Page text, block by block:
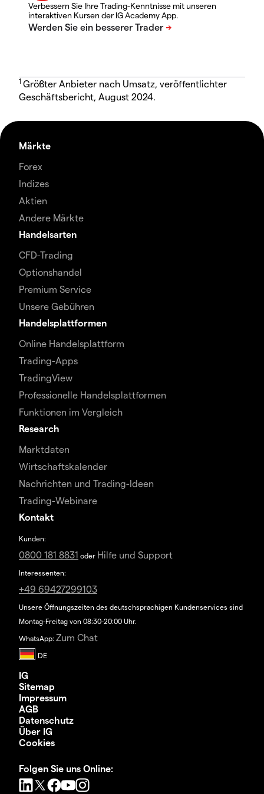
Verbessern Sie Ihre Trading-Kenntnisse mit unseren
interaktiven Kursen der IG Academy App.
1 Größter Anbieter nach Umsatz, veröffentlichter
Geschäftsbericht, August 2024.
Märkte
Forex
Indizes
Aktien
Andere Märkte
Handelsarten
CFD-Trading
Optionshandel
Premium Service
Unsere Gebühren
Handelsplattformen
Online Handelsplattform
Trading-Apps
TradingView
Professionelle Handelsplattformen
Funktionen im Vergleich
Research
Marktdaten
Wirtschaftskalender
Nachrichten und Trading-Ideen
Trading-Webinare
Kontakt
Kunden:
0800 181 8831 oder Hilfe und Support
Interessenten:
+49 69427299103
Unsere Öffnungszeiten des deutschsprachigen Kundenservices sind
Montag-Freitag von 08:30-20:00 Uhr.
WhatsApp: Zum Chat
IG
Sitemap
Impressum
AGB
Datenschutz
Über IG
Cookies
Folgen Sie uns Online: